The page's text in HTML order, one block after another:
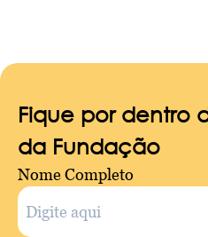
Fique por dentro
da Fundação
Nome Completo